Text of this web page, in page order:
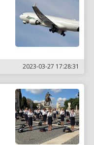
2023-03-27 17:28:31